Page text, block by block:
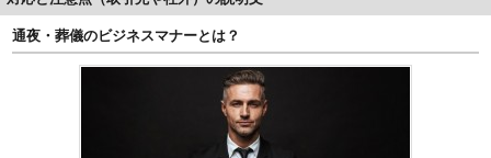
通夜・葬儀のビジネスマナーとは？